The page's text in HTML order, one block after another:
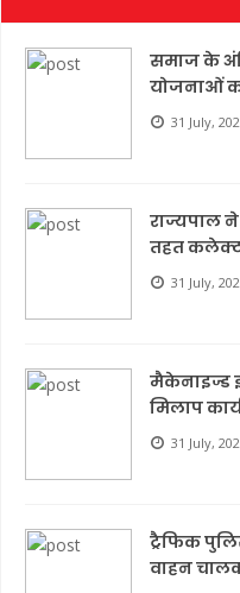
समाज के
योजनाओं
31 July,
राज्यपाल
तहत
31 July,
मैकेनाइज्ड
मिलाप
31 July,
ट्रैफिक
वाहन